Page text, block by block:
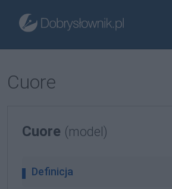
Cuore
Cuore (model)
Definicja